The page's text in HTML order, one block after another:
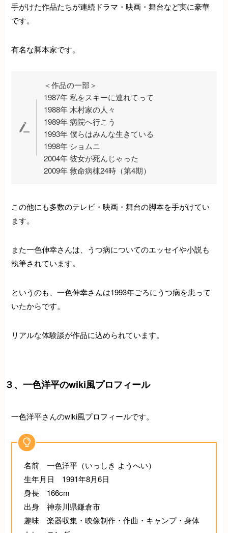
手がけた作品たちが連続ドラマ・映画・舞台など実に豪華
です。
有名な脚本家です。
＜作品の一部＞
1987年 私をスキーに連れてって
1988年 木村家の人々
1989年 病院へ行こう
1993年 僕らはみんな生きている
1998年 ショムニ
2004年 彼女が死んじゃった
2009年 救命病棟24時（第4期）
この他にも多数のテレビ・映画・舞台の脚本を手がけてい
ます。
また一色伸幸さんは、うつ病についてのエッセイや小説も
執筆されています。
というのも、一色伸幸さんは1993年ごろにうつ病を患って
いたからです。
リアルな体験談が作品に込められています。
３、一色洋平のwiki風プロフィール
一色洋平さんのwiki風プロフィールです。
名前 一色洋平（いっしき ようへい）
生年月日 1991年8月6日
身長 166cm
出身 神奈川県鎌倉市
趣味 楽器収集・映像制作・作曲・キャンプ・身体